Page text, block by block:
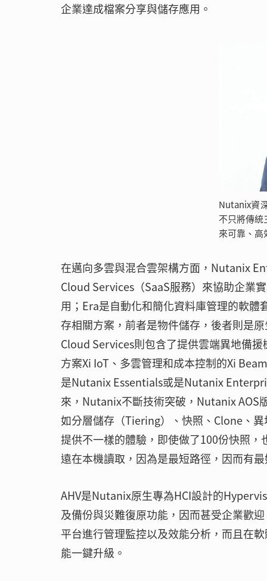
企業達成檔案分享與儲存應用。
Nutanix資
不只將傳統
來可靠、高
在邁向多雲與混合雲架構方面，Nutanix
Cloud Services（SaaS服務）來協助企業
用；Era是自動化和簡化資料庫管理的軟
存相關方案，前者是物件儲存，後者則是
Cloud Services則包含了提供雲端異地備
方案Xi IoT、多雲管理和成本控制的Xi
是Nutanix Essentials或是Nutanix
來，Nutanix不斷技術突破，Nutanix AOS
如分層儲存（Tiering）、快照、Clone、
提供不一樣的體驗，即使做了100份快照
遠在本機讀取，因為是最短路徑，因而有
AHV是Nutanix原生專為HCI設計的
及備份與災難復原功能，因而甚受企業歡
平台進行管理監控以及效能分析，而且在
能一鍵升級。